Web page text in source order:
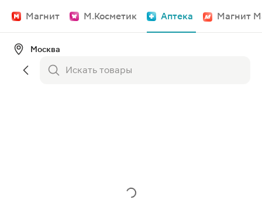
Магнит М.Косметик Аптека Магнит
Москва